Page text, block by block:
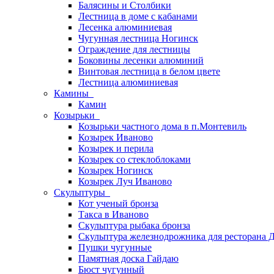
Балясины и Столбики
Лестница в доме с кабанами
Лесенка алюминиевая
Чугунная лестница Ногинск
Ограждение для лестницы
Боковины лесенки алюминий
Винтовая лестница в белом цвете
Лестница алюминиевая
Камины
Камин
Козырьки
Козырьки частного дома в п.Монтевиль
Козырек Иваново
Козырек и перила
Козырек со стеклоблоками
Козырек Ногинск
Козырек Луч Иваново
Скульптуры
Кот ученый бронза
Такса в Иваново
Скульптура рыбака бронза
Скульптура железнодрожника для ресторана
Пушки чугунные
Памятная доска Гайдаю
Бюст чугунный